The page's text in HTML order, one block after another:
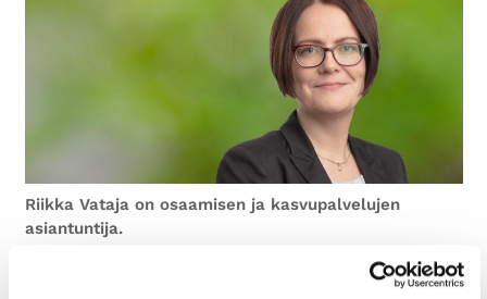
Riikka Vataja on osaamisen ja kasvupalvelujen
asiantuntija.